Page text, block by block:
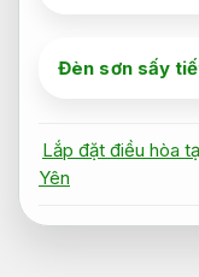
Đèn sơn sấy
Lắp đặt điều hòa
Yên